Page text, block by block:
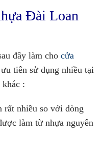
Đài Loan
đây làm cho cửa
tiên sử dụng nhiều tại
khác :
rất nhiều so với dòng
làm từ nhựa nguyên